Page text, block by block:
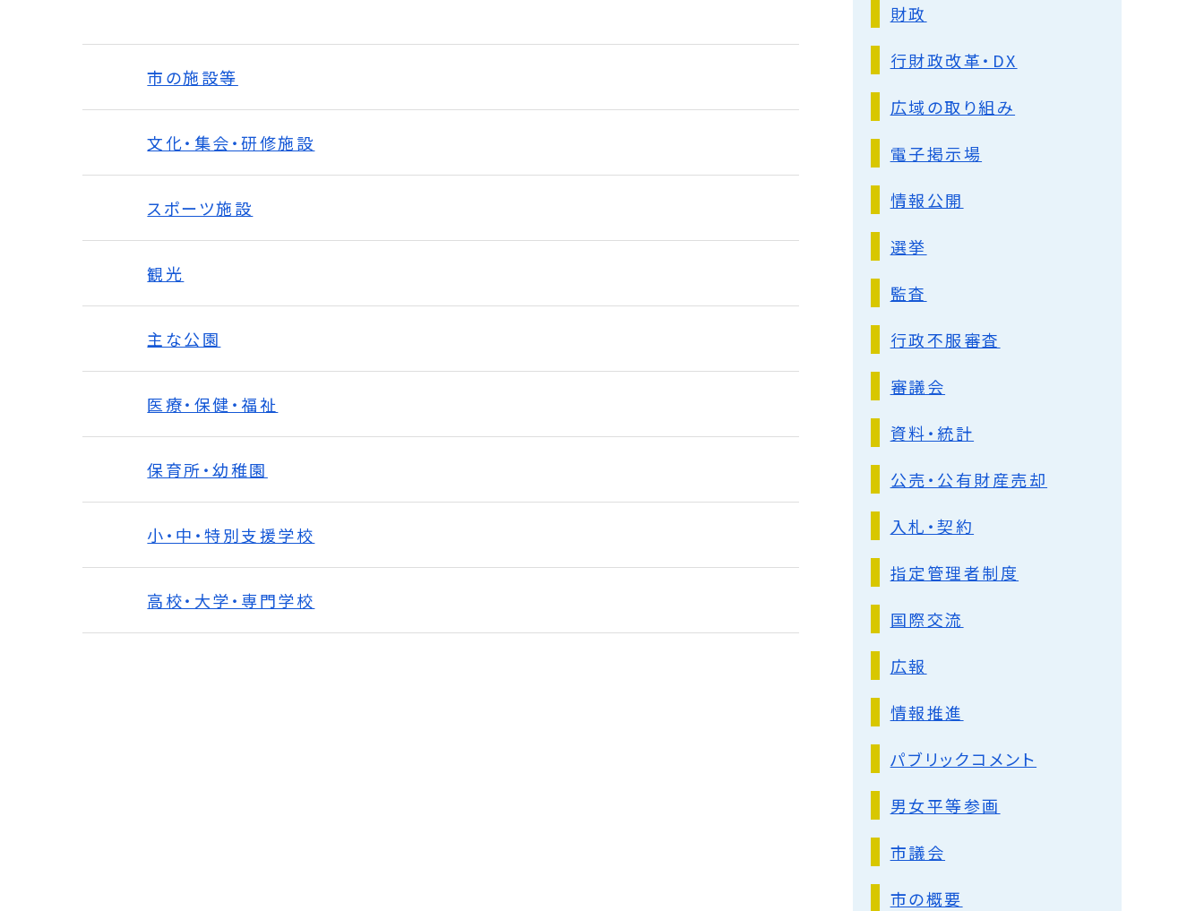
市の施設等
文化・集会・研修施設
スポーツ施設
観光
主な公園
医療・保健・福祉
保育所・幼稚園
小・中・特別支援学校
高校・大学・専門学校
財政
行財政改革・DX
広域の取り組み
電子掲示場
情報公開
選挙
監査
行政不服審査
審議会
資料・統計
公売・公有財産売却
入札・契約
指定管理者制度
国際交流
広報
情報推進
パブリックコメント
男女平等参画
市議会
市の概要